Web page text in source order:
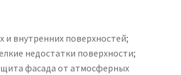
и внутренних поверхностей;
недостатки поверхности;
фасада от атмосферных